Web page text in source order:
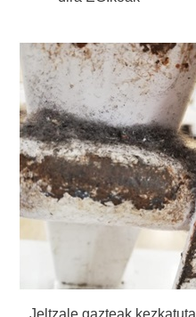
Jeltzale gazteak kezkatuta